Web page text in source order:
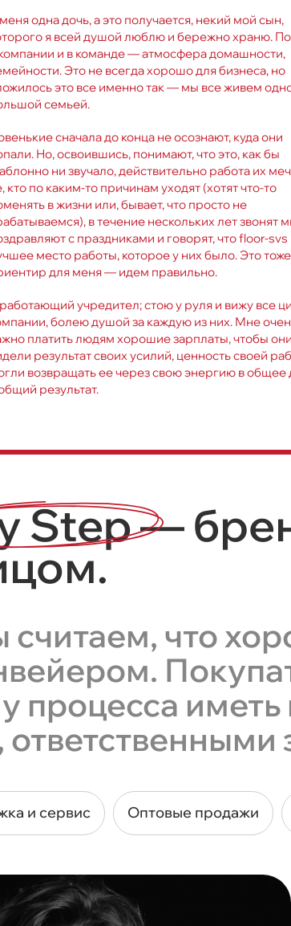
одна дочь, а это получается, некий мой сын,
я всей душой люблю и бережно храню.
и в команде — атмосфера домашности,
Это не всегда хорошо для бизнеса, но
это все именно так — мы все живем
семьей.
сначала до конца не осознают, куда они
Но, освоившись, понимают, что это, как бы
ни звучало, действительно работа их
кто по каким-то причинам уходят (хотят что-то
в жизни или, бывает, что просто не
в течение нескольких лет звонят
с праздниками и говорят, что floor-svs
место работы, которое у них было. Это тоже
для меня — идем правильно.
учредител; стою у руля и вижу все
болею душой за каждую из них. Мне
платить людям хорошие зарплаты, чтобы они
результат своих усилий, ценность своей
возвращать ее через свою энергию в общее
результат.
Step—
что
процесса
и сервис Оптовые продажи